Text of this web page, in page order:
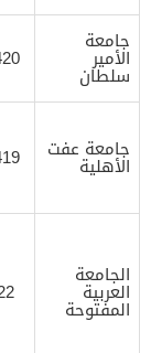
جامعة
الأمير
سلطان
جامعة عفت
الأهلية
الجامعة
العربية
المفتوحة